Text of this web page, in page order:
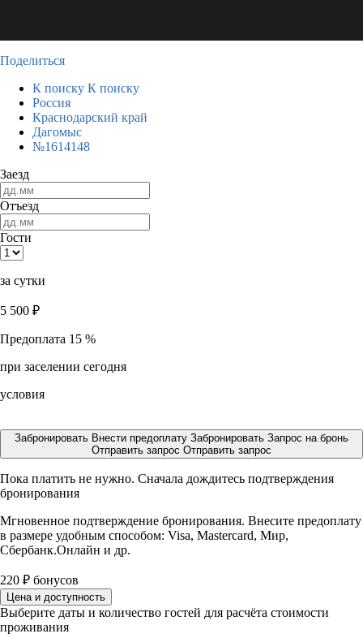
Поделиться
К поиску К поиску
Россия
Краснодарский край
Дагомыс
№1614148
Заезд
Отъезд
Гости
за сутки
5 500 ₽
Предоплата 15 %
при заселении сегодня
условия
Забронировать Внести предоплату Забронировать Запрос на бронь
Отправить запрос Отправить запрос
Пока платить не нужно. Сначала дождитесь подтверждения
бронирования
Мгновенное подтверждение бронирования. Внесите предоплату
в размере удобным способом: Visa, Mastercard, Мир,
Сбербанк.Онлайн и др.
220 ₽ бонусов
Цена и доступность
Выберите даты и количество гостей для расчёта стоимости
проживания